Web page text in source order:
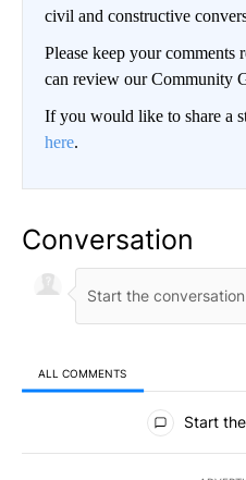
civil and constructive
Please keep your comments
can review our Community
If you would like to share a
here.
Conversation
ALL COMMENTS
All Comments
Start